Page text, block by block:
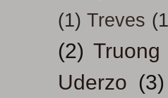
(1) Treves
(2) Truong
Uderzo (3)